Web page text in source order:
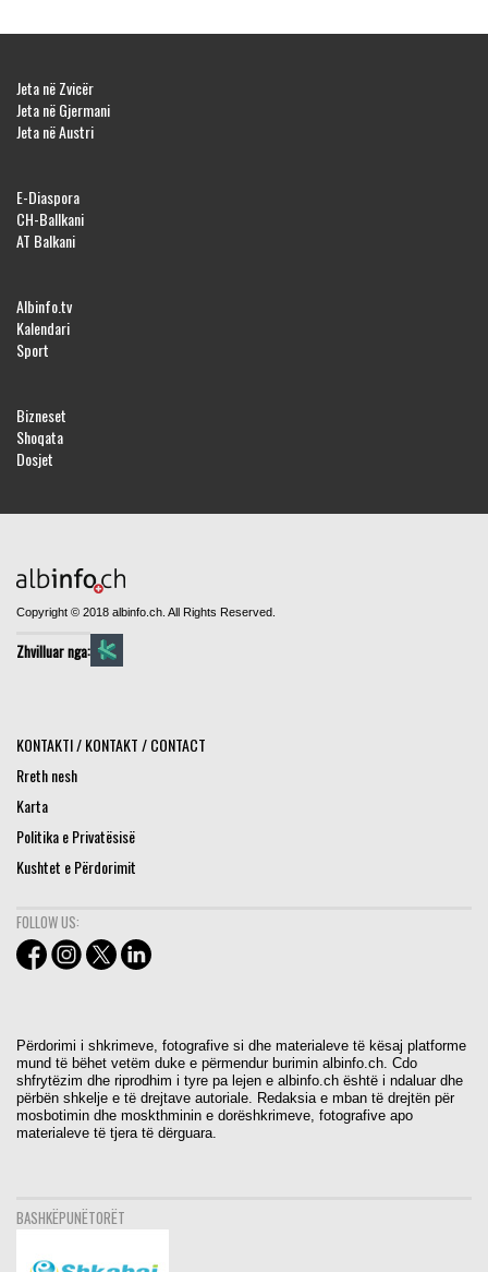
Jeta në Zvicër
Jeta në Gjermani
Jeta në Austri
E-Diaspora
CH-Ballkani
AT Balkani
Albinfo.tv
Kalendari
Sport
Bizneset
Shoqata
Dosjet
Copyright © 2018 albinfo.ch. All Rights Reserved.
Zhvilluar nga:
KONTAKTI / KONTAKT / CONTACT
Rreth nesh
Karta
Politika e Privatësisë
Kushtet e Përdorimit
FOLLOW US:
Përdorimi i shkrimeve, fotografive si dhe materialeve të kësaj platforme
mund të bëhet vetëm duke e përmendur burimin albinfo.ch. Cdo
shfrytëzim dhe riprodhim i tyre pa lejen e albinfo.ch është i ndaluar dhe
përbën shkelje e të drejtave autoriale. Redaksia e mban të drejtën për
mosbotimin dhe moskthminin e dorëshkrimeve, fotografive apo
materialeve të tjera të dërguara.
BASHKËPUNËTORËT